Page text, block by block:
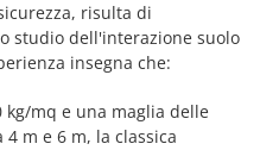
risulta di
studio dell'interazione suolo
insegna che:
kg/mq e una maglia delle
m e 6 m, la classica